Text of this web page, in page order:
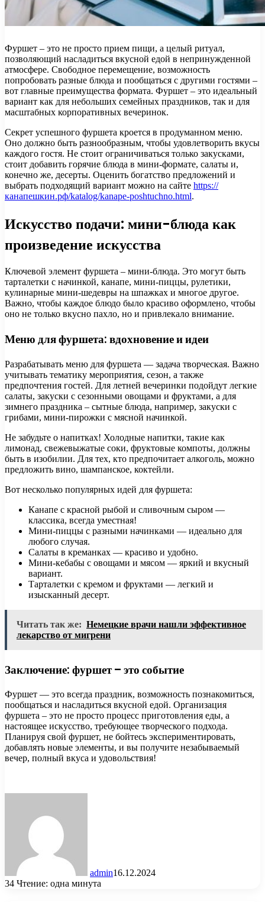
Фуршет – это не просто прием пищи, а целый ритуал,
позволяющий насладиться вкусной едой в непринужденной
атмосфере. Свободное перемещение, возможность
попробовать разные блюда и пообщаться с другими гостями –
вот главные преимущества формата. Фуршет – это идеальный
вариант как для небольших семейных праздников, так и для
масштабных корпоративных вечеринок.
Секрет успешного фуршета кроется в продуманном меню.
Оно должно быть разнообразным, чтобы удовлетворить вкусы
каждого гостя. Не стоит ограничиваться только закусками,
стоит добавить горячие блюда в мини-формате, салаты и,
конечно же, десерты. Оценить богатство предложений и
выбрать подходящий вариант можно на сайте https://
канапешкин.рф/katalog/kanape-poshtuchno.html.
Искусство подачи: мини-блюда как
произведение искусства
Ключевой элемент фуршета – мини-блюда. Это могут быть
тарталетки с начинкой, канапе, мини-пиццы, рулетики,
кулинарные мини-шедевры на шпажках и многое другое.
Важно, чтобы каждое блюдо было красиво оформлено, чтобы
оно не только вкусно пахло, но и привлекало внимание.
Меню для фуршета: вдохновение и идеи
Разрабатывать меню для фуршета — задача творческая. Важно
учитывать тематику мероприятия, сезон, а также
предпочтения гостей. Для летней вечеринки подойдут легкие
салаты, закуски с сезонными овощами и фруктами, а для
зимнего праздника – сытные блюда, например, закуски с
грибами, мини-пирожки с мясной начинкой.
Не забудьте о напитках! Холодные напитки, такие как
лимонад, свежевыжатые соки, фруктовые компоты, должны
быть в изобилии. Для тех, кто предпочитает алкоголь, можно
предложить вино, шампанское, коктейли.
Вот несколько популярных идей для фуршета:
Канапе с красной рыбой и сливочным сыром —
классика, всегда уместная!
Мини-пиццы с разными начинками — идеально для
любого случая.
Салаты в креманках — красиво и удобно.
Мини-кебабы с овощами и мясом — яркий и вкусный
вариант.
Тарталетки с кремом и фруктами — легкий и
изысканный десерт.
Читать так же: Немецкие врачи нашли эффективное
лекарство от мигрени
Заключение: фуршет – это событие
Фуршет — это всегда праздник, возможность познакомиться,
пообщаться и насладиться вкусной едой. Организация
фуршета – это не просто процесс приготовления еды, а
настоящее искусство, требующее творческого подхода.
Планируя свой фуршет, не бойтесь экспериментировать,
добавлять новые элементы, и вы получите незабываемый
вечер, полный вкуса и удовольствия!
admin16.12.2024
34 Чтение: одна минута